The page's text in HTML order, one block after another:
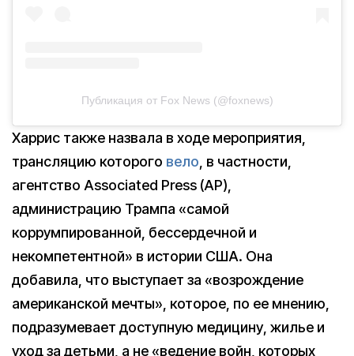
Публикация от Fox News (@foxnews)
Харрис также назвала в ходе мероприятия,
трансляцию которого вело , в частности,
агентство Associated Press (AP),
администрацию Трампа «самой
коррумпированной, бессердечной и
некомпетентной» в истории США. Она
добавила, что выступает за «возрождение
американской мечты», которое, по ее мнению,
подразумевает доступную медицину, жилье и
уход за детьми, а не «ведение войн, которых